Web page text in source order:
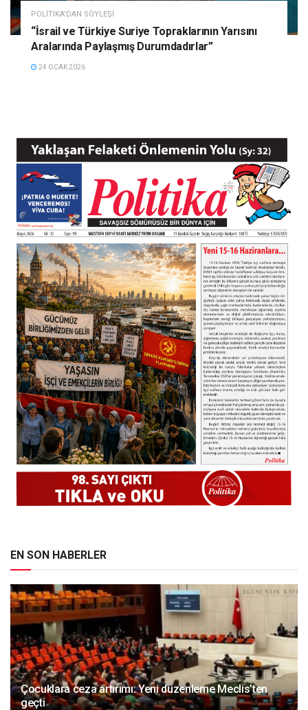
POLITIKA'DAN SÖYLEŞI
“İsrail ve Türkiye Suriye Topraklarının Yarısını
Aralarında Paylaşmış Durumdadırlar”
24 OCAK 2026
EN SON HABERLER
Çocuklara ceza artırımı: Yeni düzenleme Meclis’ten
geçti